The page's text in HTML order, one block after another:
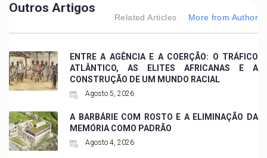
Outros Artigos
Related Articles More from Author
ENTRE A AGÊNCIA E A COERÇÃO: O TRÁFICO
ATLÂNTICO, AS ELITES AFRICANAS E A
CONSTRUÇÃO DE UM MUNDO RACIAL
Agosto 5, 2026
A BARBÁRIE COM ROSTO E A ELIMINAÇÃO DA
MEMÓRIA COMO PADRÃO
Agosto 4, 2026